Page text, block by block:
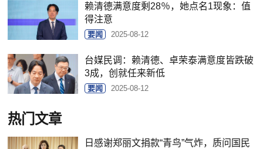
赖清德满意度剩28％，她点名1现象：值
得注意
要闻 2025-08-12
台媒民调：赖清德、卓荣泰满意度皆跌破
3成，创就任来新低
要闻 2025-08-12
热门文章
日感谢郑丽文捐款“青鸟”气炸，质问国民